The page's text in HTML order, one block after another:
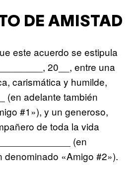
DE AMISTAD
este acuerdo se estipula
20__, entre una
carismática y humilde,
(en adelante también
#1»), y un generoso,
de toda la vida
(en
denominado «Amigo #2»).